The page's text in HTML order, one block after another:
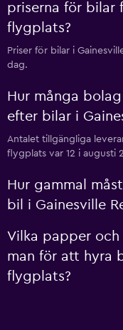
priserna för bilar
flygplats?
Priser för bilar i
dag.
Hur många
efter bilar i
Antalet tillgängliga
flygplats var 12 i augusti
Hur gammal
bil i Gainesville
Vilka papper
man för att hyra
flygplats?